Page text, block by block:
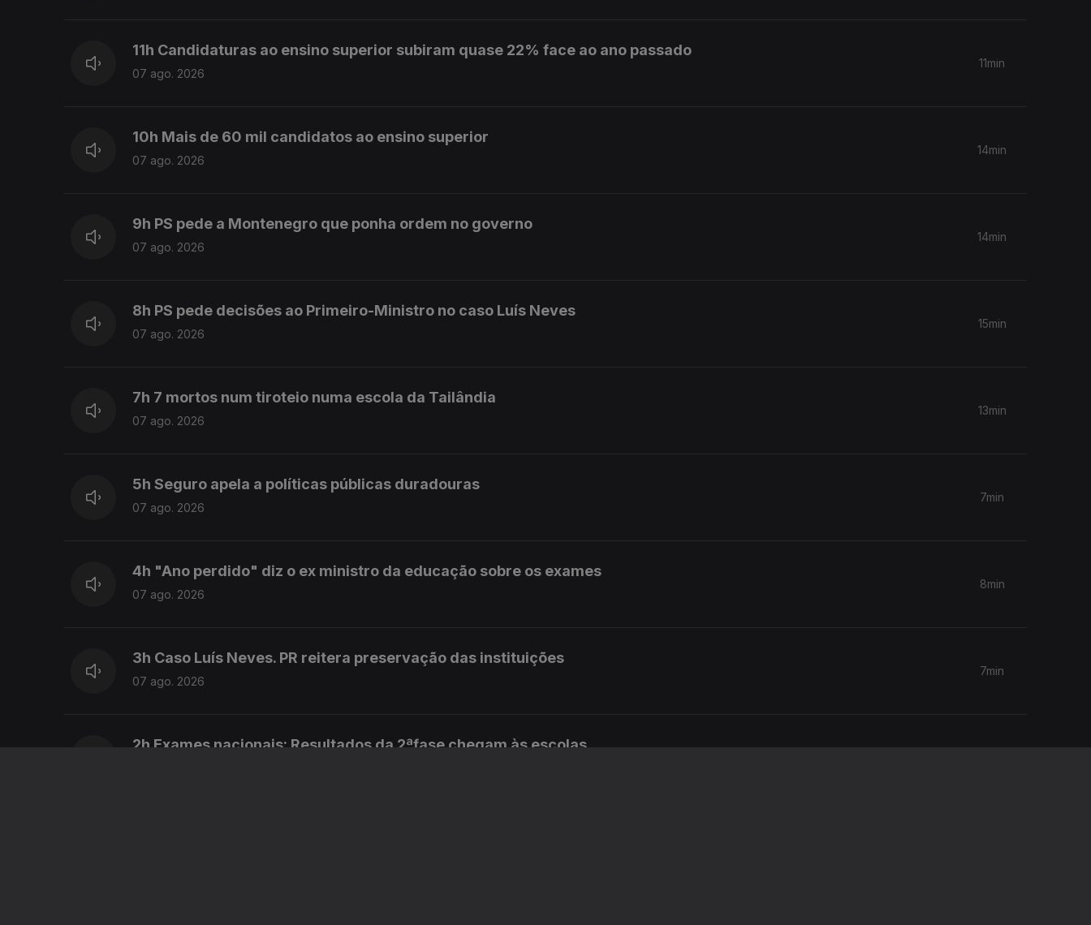
11h Candidaturas ao ensino superior subiram quase 22% face ao ano passado
07 ago. 2026
11min
10h Mais de 60 mil candidatos ao ensino superior
07 ago. 2026
14min
9h PS pede a Montenegro que ponha ordem no governo
07 ago. 2026
14min
8h PS pede decisões ao Primeiro-Ministro no caso Luís Neves
07 ago. 2026
15min
7h 7 mortos num tiroteio numa escola da Tailândia
07 ago. 2026
13min
5h Seguro apela a políticas públicas duradouras
07 ago. 2026
7min
4h "Ano perdido" diz o ex ministro da educação sobre os exames
07 ago. 2026
8min
3h Caso Luís Neves. PR reitera preservação das instituições
07 ago. 2026
7min
2h Exames nacionais: Resultados da 2ªfase chegam às escolas